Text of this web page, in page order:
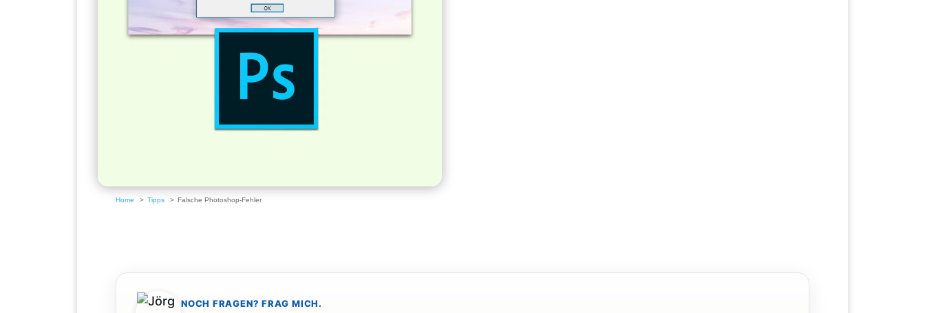
Home Tipps Falsche Photoshop-Fehler
NOCH FRAGEN? FRAG MICH.